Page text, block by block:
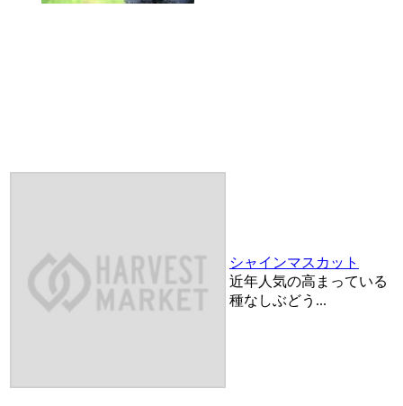
シャインマスカット
近年人気の高まっている
種なしぶどう...